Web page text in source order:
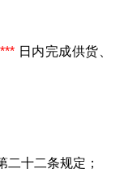
*** 日内完成供货、
十二条规定；